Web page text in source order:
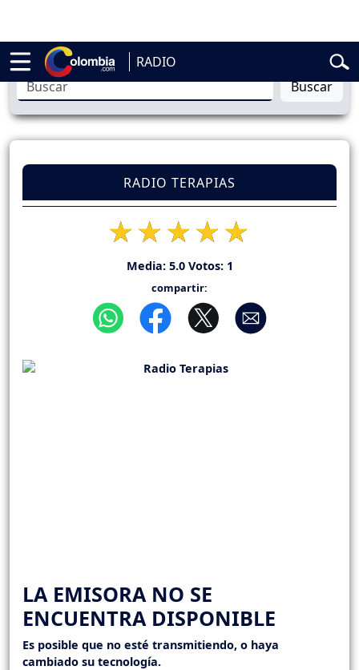
RADIO
Abelardo de la Espriella
Buscar
RADIO TERAPIAS
Media: 5.0Votos: 1
compartir:
LA EMISORA NO SE
ENCUENTRA DISPONIBLE
Es posible que no esté transmitiendo, o haya
cambiado su tecnología.